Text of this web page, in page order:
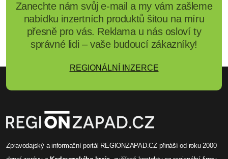
Zanechte nám svůj e-mail a my vám zašleme
nabídku inzertních produktů šitou na míru
přesně pro vás. Reklama u nás osloví ty
správné lidi – vaše budoucí zákazníky!
REGIONÁLNÍ INZERCE
Zpravodajský a informační portál REGIONZAPAD.CZ přináší od roku 2000